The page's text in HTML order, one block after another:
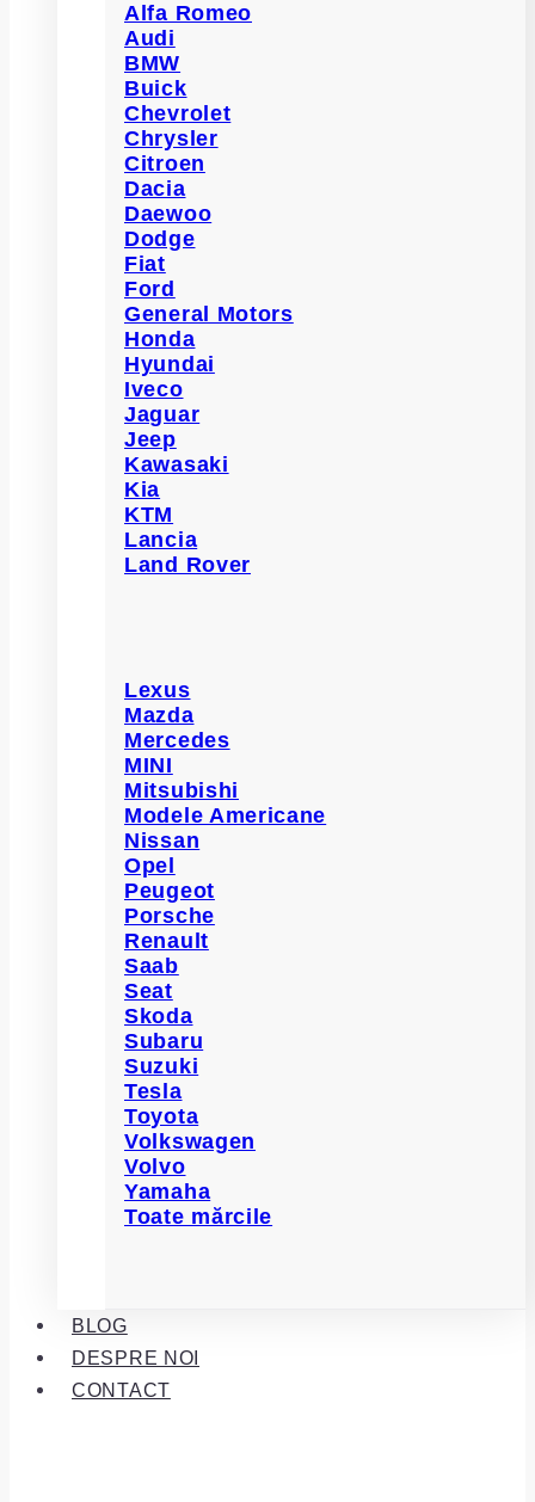
Alfa Romeo
Audi
BMW
Buick
Chevrolet
Chrysler
Citroen
Dacia
Daewoo
Dodge
Fiat
Ford
General Motors
Honda
Hyundai
Iveco
Jaguar
Jeep
Kawasaki
Kia
KTM
Lancia
Land Rover
Lexus
Mazda
Mercedes
MINI
Mitsubishi
Modele Americane
Nissan
Opel
Peugeot
Porsche
Renault
Saab
Seat
Skoda
Subaru
Suzuki
Tesla
Toyota
Volkswagen
Volvo
Yamaha
Toate mărcile
BLOG
DESPRE NOI
CONTACT